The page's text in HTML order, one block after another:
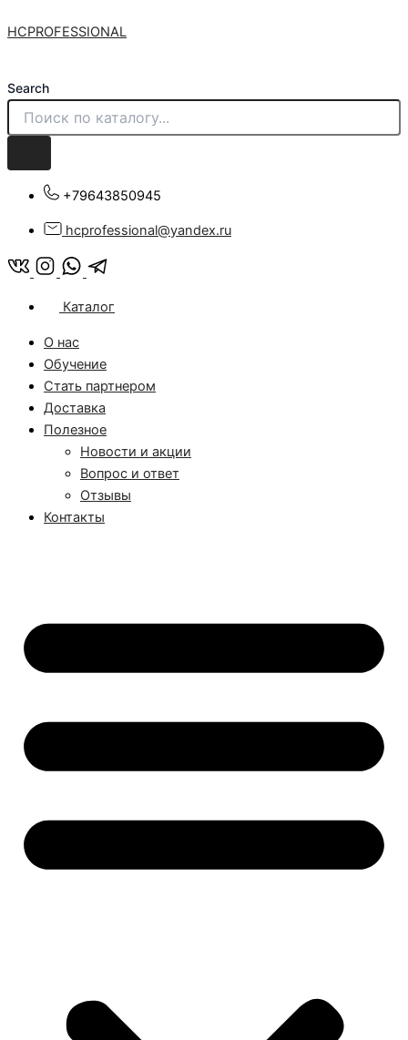
к
HCPROFESSIONAL
Search
+79643850945
hcprofessional@yandex.ru
Каталог
О нас
Обучение
Стать партнером
Доставка
Полезное
Новости и акции
Вопрос и ответ
Отзывы
Контакты